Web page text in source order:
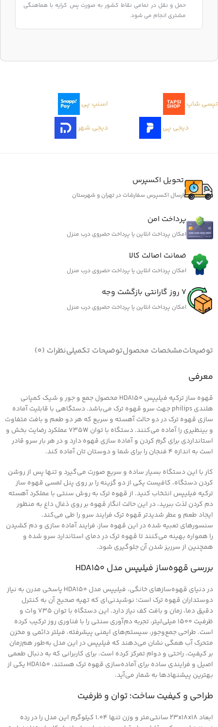
حمل و نقل در تمامی نقاط کشور به صورت پس کرایه با هماهنگی
مشتری انجام می شود.
تپسی شاپ اسنپ پی
دیجی پی دیجی شهر
تحویل اکسپرس
ارسال اکسپرس سفارشات در تهران و شهرستان
پرداخت امن
امکان پرداخت انلاین یا پرداخت حضروی درب منزل
ضمانت اصالت کالا
امکان پرداخت انلاین یا پرداخت حضروی درب منزل
7 روز گارانتی بازگشت وجه
امکان پرداخت انلاین یا پرداخت حضروی درب منزل
توضیحاتمشخصات محصولتوضیحات تکمیلینظرات (0)
معرفی
قهوه ساز ترکیه فیلیپس HDA150 محصول جمع و جور و شیک کمپانی
هلندی philips جهت سرو قهوه ترک می‌باشد. دستگاهی با قابلیت آماده
سازی قهوه ترک در دو حالت آهسته و سریع که هر دو طعم و بافت متفاوت
و بینظیری را آماده می‌کنند. دستگاه با توان 735W عملکرد رضایت بخش و
استانداردی برای گرم کردن و آماده سازی قهوه دارد و در هر بار سرو قادر
است به اندازه 4 فنجان را برای شما و دوستان تان آماده کند.
کار با این دستگاه بسیار ساده و سریع صورت می‌گیرد و تنها پس از روشن
کردن دستگاه، کافیست یکی از دو گزینه را بر روی پنل لمسی قهوه ساز
ترکیه فیلیپس انتخاب کنید. از قهوه ترک به روش سنتی با عملکرد آهسته
دم کردن لذت ببرید، در این حالت انگار قهوه بر روی ذغال داغ به منظور
ایجاد طعم و عطر شدیدتر قهوه ترک فرایند سرو را طی می‌کند.
سنسورهای تعبیه شده در این قهوه ساز، فرایند آماده سازی و دم کشیدن
را همواره بهینه می‌کنند تا قهوه ترک در دمای استاندارد سرو شده و
همچنین از سرریز شدن آن جلوگیری شود.
بررسی قهوه‌ساز فیلیپس مدل HDA150
در دنیای قهوه‌سازهای خانگی، فیلیپس مدل HDA150 پاسخی مدرن به نیاز
دوستداران قهوه ترک است؛ نوشیدنی‌ای که تهیه صحیح آن به کنترل
دقیق دما، زمان و بافت کف نیاز دارد. این دستگاه با توان ۷۳۵ وات و
ظرفیت ۱۵۰۰ میلی‌لیتر، تجربه دم‌آوری سنتی را با فناوری روز ترکیب کرده
است. طراحی جمع‌وجور، سیستم‌های ایمنی پیشرفته، فیلتر دائمی و مخزن
متحرک آب همگی نشان می‌دهند که فیلیپس در این مدل به‌طور هم‌زمان
بر کیفیت، راحتی و دوام تمرکز کرده است. برای کاربرانی که به دنبال طعمی
اصیل و فرایندی ساده برای آماده‌سازی قهوه ترک هستند، HDA150 یکی از
بهترین پیشنهادها به شمار می‌آید.
طراحی و کیفیت ساخت؛ توان و ظرفیت
ابعاد ۲۳x۱۸x۱۸ سانتی‌متر و وزن تنها ۱.۰۴ کیلوگرم این مدل را در رده